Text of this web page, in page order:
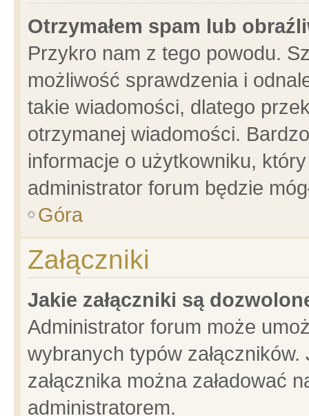
Otrzymałem spam lub
Przykro nam z tego powodu.
możliwość sprawdzenia i
takie wiadomości, dlatego
otrzymanej wiadomości.
informacje o użytkowniku,
administrator forum będzie
Góra
Załączniki
Jakie załączniki są
Administrator forum może
wybranych typów
załącznika można załadować
administratorem.